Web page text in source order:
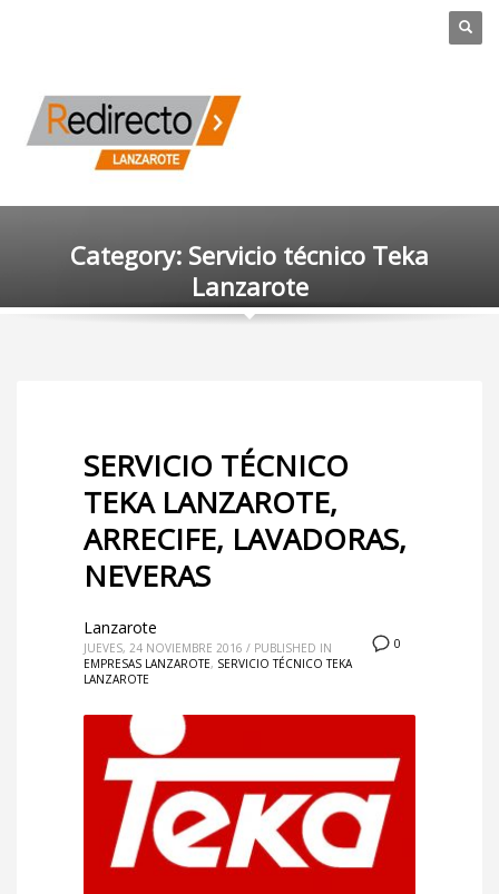
Category: Servicio técnico Teka
Lanzarote
SERVICIO TÉCNICO
TEKA LANZAROTE,
ARRECIFE, LAVADORAS,
NEVERAS
0
Lanzarote
JUEVES, 24 NOVIEMBRE 2016 / PUBLISHED IN
EMPRESAS LANZAROTE, SERVICIO TÉCNICO TEKA
LANZAROTE